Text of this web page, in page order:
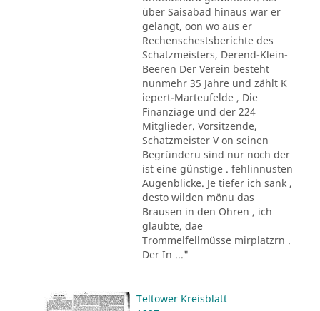
über Saisabad hinaus war er
gelangt, oon wo aus er
Rechenschestsberichte des
Schatzmeisters, Derend-Klein-
Beeren Der Verein besteht
nunmehr 35 Jahre und zählt K
iepert-Marteufelde , Die
Finanziage und der 224
Mitglieder. Vorsitzende,
Schatzmeister V on seinen
Begründeru sind nur noch der
ist eine günstige . fehlinnusten
Augenblicke. Je tiefer ich sank ,
desto wilden mönu das
Brausen in den Ohren , ich
glaubte, dae
Trommelfellmüsse mirplatzrn .
Der In ..."
Teltower Kreisblatt